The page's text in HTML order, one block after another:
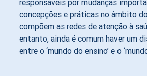
responsáveis por mudanças
concepções e práticas no âmbito
compõem as redes de atenção à
entanto, ainda é comum haver um
entre o ‘mundo do ensino’ e o